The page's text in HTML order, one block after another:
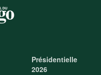
Présidentielle
2026